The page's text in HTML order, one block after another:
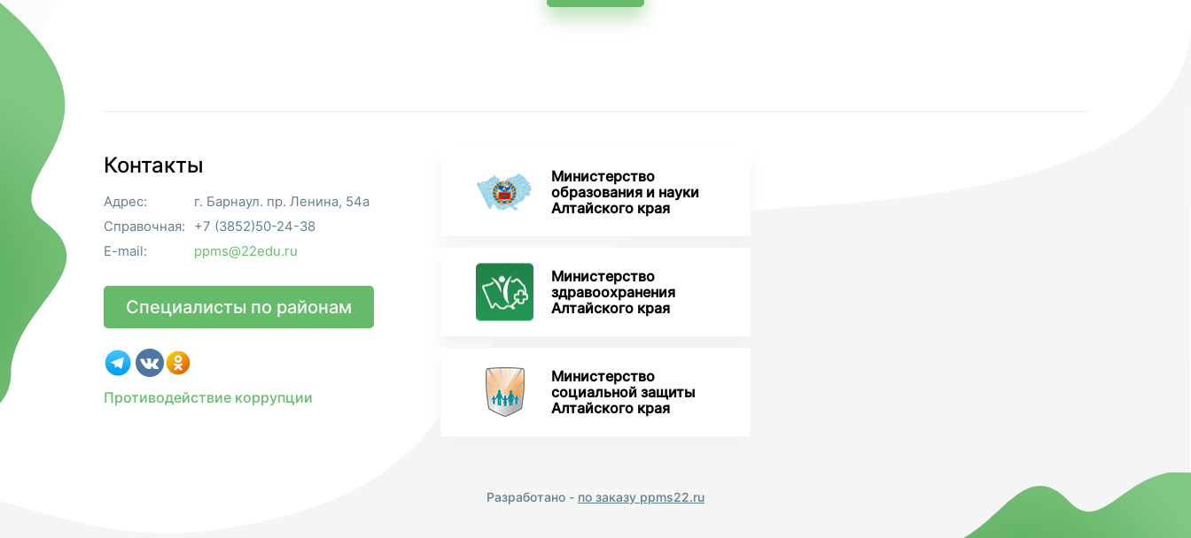
Контакты
Адрес:
г. Барнаул. пр. Ленина, 54а
Справочная:
+7 (3852)50-24-38
E-mail:
ppms@22edu.ru
Специалисты по районам
Противодействие коррупции
Министерство
образования и науки
Алтайского края
Министерство
здравоохранения
Алтайского края
Министерство
социальной защиты
Алтайского края
Разработано - по заказу ppms22.ru